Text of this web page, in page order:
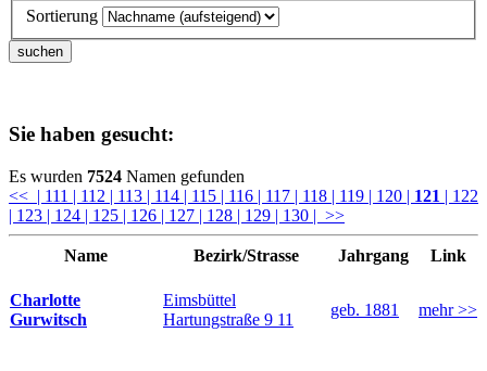
Sortierung
Sie haben gesucht:
Es wurden 7524 Namen gefunden
<< | 111 | 112 | 113 | 114 | 115 | 116 | 117 | 118 | 119 | 120 | 121 | 122
| 123 | 124 | 125 | 126 | 127 | 128 | 129 | 130 | >>
Name Bezirk/Strasse Jahrgang Link
Charlotte
Gurwitsch
Eimsbüttel
Hartungstraße 9 11
geb. 1881 mehr >>